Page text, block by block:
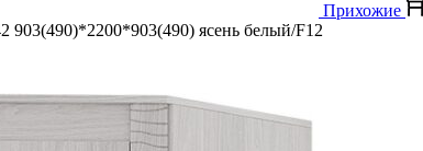
Прихожие
ясень белый/F12